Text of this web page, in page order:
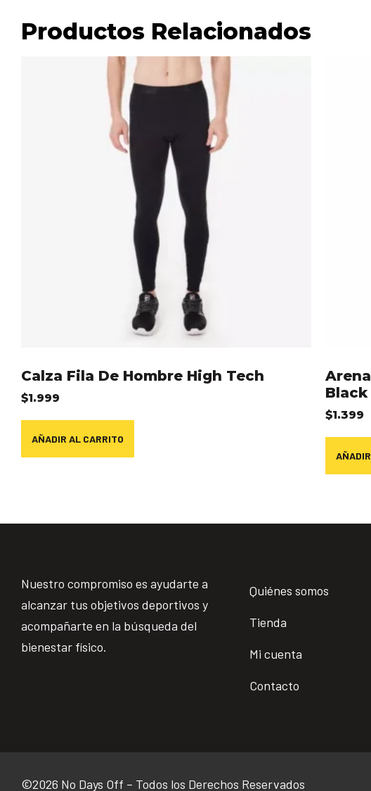
Productos Relacionados
Calza Fila De Hombre High Tech
$1.999
AÑADIR AL CARRITO
Black
$1.399
Nuestro compromiso es ayudarte a
alcanzar tus objetivos deportivos y
acompañarte en la búsqueda del
bienestar físico.
Quiénes somos
Tienda
Mi cuenta
Contacto
©2026 No Days Off – Todos los Derechos Reservados